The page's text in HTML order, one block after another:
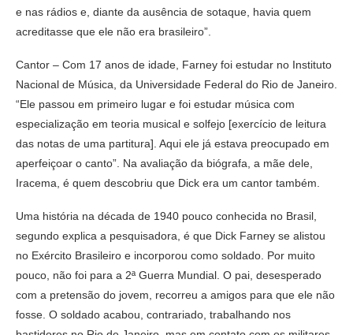
e nas rádios e, diante da ausência de sotaque, havia quem
acreditasse que ele não era brasileiro”.
Cantor – Com 17 anos de idade, Farney foi estudar no Instituto
Nacional de Música, da Universidade Federal do Rio de Janeiro.
“Ele passou em primeiro lugar e foi estudar música com
especialização em teoria musical e solfejo [exercício de leitura
das notas de uma partitura]. Aqui ele já estava preocupado em
aperfeiçoar o canto”. Na avaliação da biógrafa, a mãe dele,
Iracema, é quem descobriu que Dick era um cantor também.
Uma história na década de 1940 pouco conhecida no Brasil,
segundo explica a pesquisadora, é que Dick Farney se alistou
no Exército Brasileiro e incorporou como soldado. Por muito
pouco, não foi para a 2ª Guerra Mundial. O pai, desesperado
com a pretensão do jovem, recorreu a amigos para que ele não
fosse. O soldado acabou, contrariado, trabalhando nos